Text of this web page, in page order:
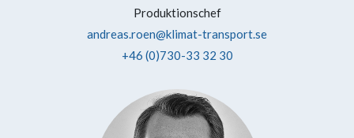
Produktionschef
andreas.roen@klimat-transport.se
+46 (0)730-33 32 30